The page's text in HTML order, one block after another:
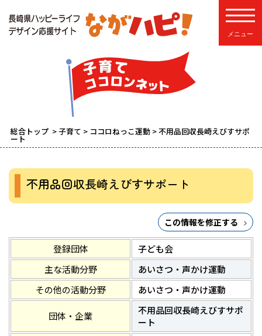
総合トップ >子育て > ココロねっこ運動 > 不用品回収長崎えびすサポ
ート
不用品回収長崎えびすサポート
この情報を修正する
登録団体
子ども会
主な活動分野
あいさつ・声かけ運動
その他の活動分野
あいさつ・声かけ運動
団体・企業
不用品回収長崎えびすサポ
ート